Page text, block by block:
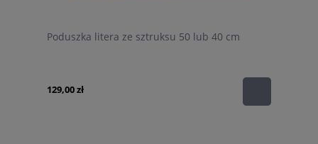
Poduszka litera ze sztruksu 50 lub 40 cm
129,00 zł